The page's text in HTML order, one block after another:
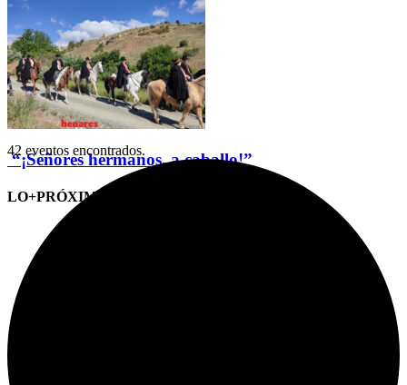
“¡Señores hermanos, a caballo!”
LO+PRÓXIMO (CITAS)
42 eventos encontrados.